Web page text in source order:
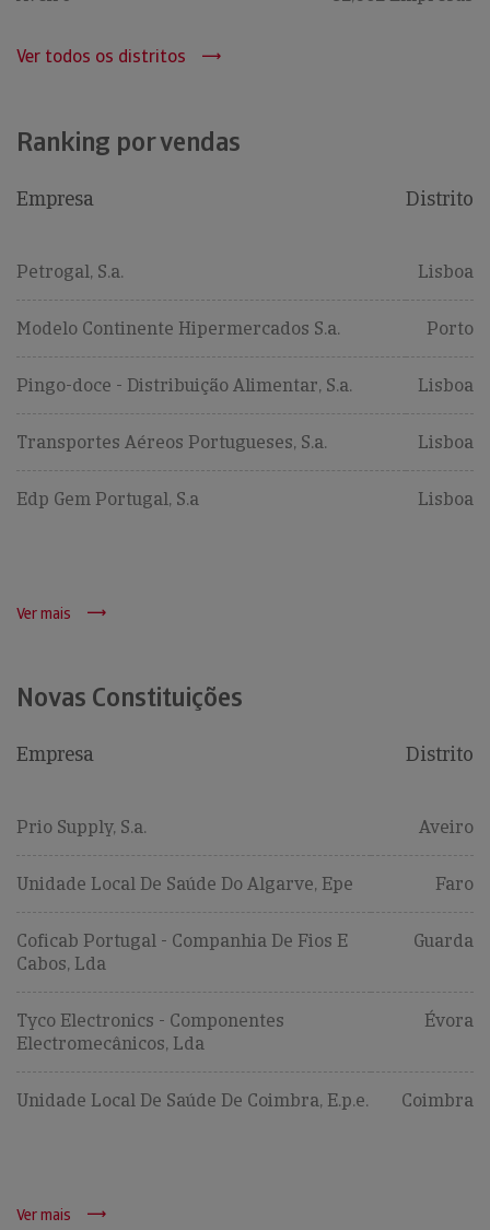
Ver todos os distritos
Ranking por vendas
Empresa Distrito
Petrogal, S.a. Lisboa
Modelo Continente Hipermercados S.a. Porto
Pingo-doce - Distribuição Alimentar, S.a. Lisboa
Transportes Aéreos Portugueses, S.a. Lisboa
Edp Gem Portugal, S.a Lisboa
Ver mais
Novas Constituições
Empresa Distrito
Prio Supply, S.a. Aveiro
Unidade Local De Saúde Do Algarve, Epe Faro
Coficab Portugal - Companhia De Fios E
Cabos, Lda
Guarda
Tyco Electronics - Componentes
Electromecânicos, Lda
Évora
Unidade Local De Saúde De Coimbra, E.p.e. Coimbra
Ver mais